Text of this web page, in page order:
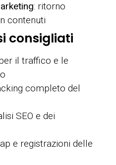
: ritorno
contenuti
consigliati
il traffico e le
completo del
SEO e dei
e registrazioni delle